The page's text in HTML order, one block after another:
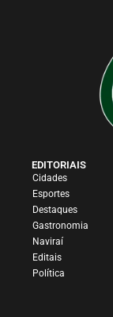
EDITORIAIS
Cidades
Esportes
Destaques
Gastronomia
Naviraí
Editais
Política